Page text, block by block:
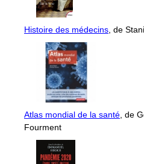
Histoire des médecins, de
Atlas mondial de la santé, de
Fourment